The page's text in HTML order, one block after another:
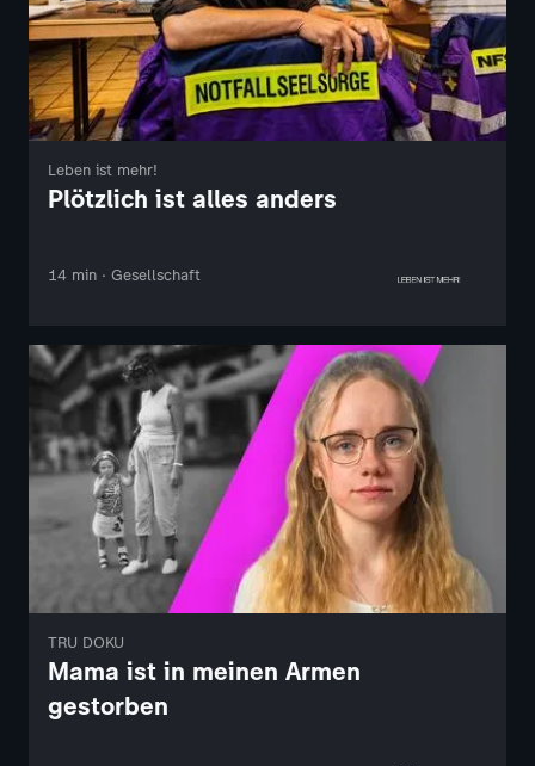
Leben ist mehr!
Plötzlich ist alles anders
14 min · Gesellschaft
TRU DOKU
Mama ist in meinen Armen
gestorben